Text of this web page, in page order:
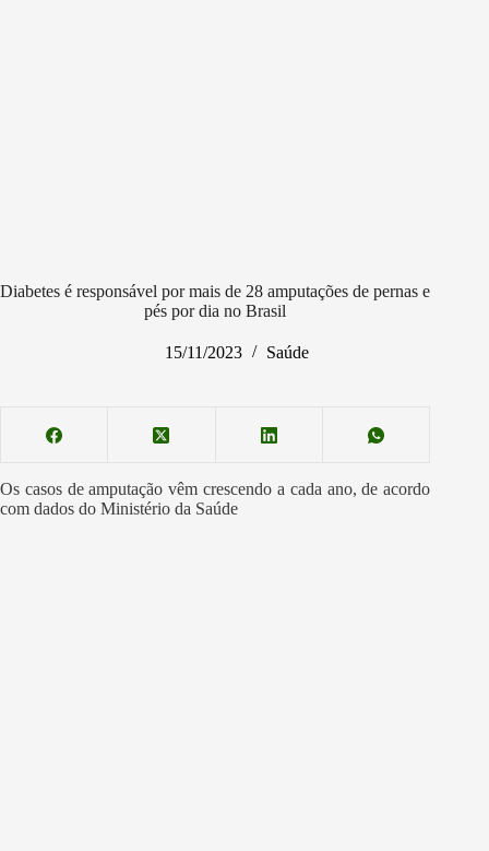
Diabetes é responsável por mais de 28 amputações de pernas e
pés por dia no Brasil
15/11/2023 Saúde
Os casos de amputação vêm crescendo a cada ano, de acordo
com dados do Ministério da Saúde